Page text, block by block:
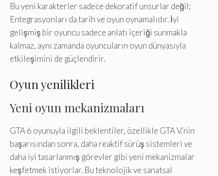
Bu yeni karakterler sadece dekoratif unsurlar değil;
Entegrasyonları da tarih ve oyun oynamalıdır. İyi
gelişmiş bir oyuncu sadece anlatı içeriği sunmakla
kalmaz, aynı zamanda oyuncuların oyun dünyasıyla
etkileşimini de güçlendirir.
Oyun yenilikleri
Yeni oyun mekanizmaları
GTA 6 oyunuyla ilgili beklentiler, özellikle GTA V.’nin
başarısından sonra, daha reaktif sürüş sistemleri ve
daha iyi tasarlanmış görevler gibi yeni mekanizmalar
keşfetmek istiyorlar. Bu teknolojik ve sanatsal